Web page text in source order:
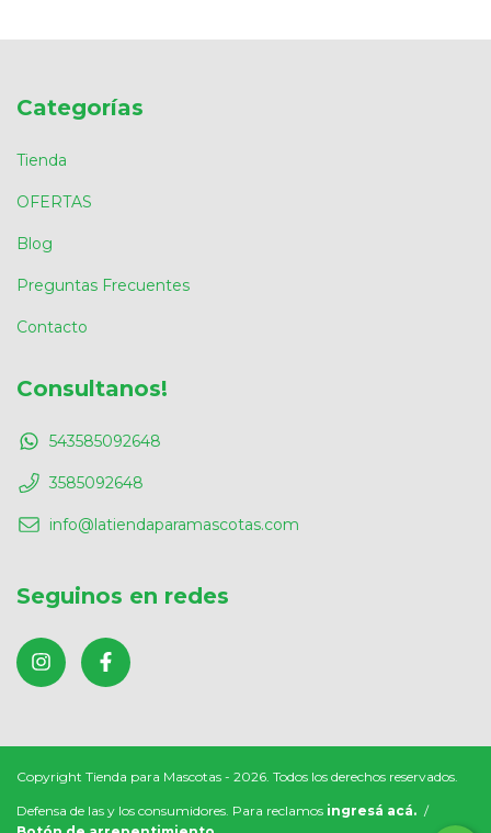
Categorías
Tienda
OFERTAS
Blog
Preguntas Frecuentes
Contacto
Consultanos!
543585092648
3585092648
info@latiendaparamascotas.com
Seguinos en redes
Copyright Tienda para Mascotas - 2026. Todos los derechos reservados.
Defensa de las y los consumidores. Para reclamos ingresá acá. /